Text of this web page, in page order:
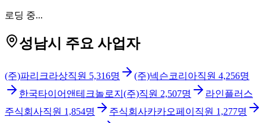
로딩 중...
성남시 주요 사업자
(주)파리크라상직원 5,316명 (주)넥슨코리아직원 4,256명
한국타이어앤테크놀로지(주)직원 2,507명
라인플러스
주식회사직원 1,854명 주식회사카카오페이 직원 1,277명